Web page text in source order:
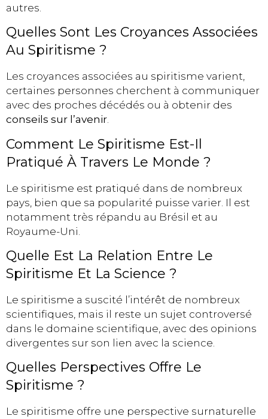
autres.
Quelles Sont Les Croyances Associées
Au Spiritisme ?
Les croyances associées au spiritisme varient,
certaines personnes cherchent à communiquer
avec des proches décédés ou à obtenir des
conseils sur l’avenir.
Comment Le Spiritisme Est-Il
Pratiqué À Travers Le Monde ?
Le spiritisme est pratiqué dans de nombreux
pays, bien que sa popularité puisse varier. Il est
notamment très répandu au Brésil et au
Royaume-Uni.
Quelle Est La Relation Entre Le
Spiritisme Et La Science ?
Le spiritisme a suscité l’intérêt de nombreux
scientifiques, mais il reste un sujet controversé
dans le domaine scientifique, avec des opinions
divergentes sur son lien avec la science.
Quelles Perspectives Offre Le
Spiritisme ?
Le spiritisme offre une perspective surnaturelle